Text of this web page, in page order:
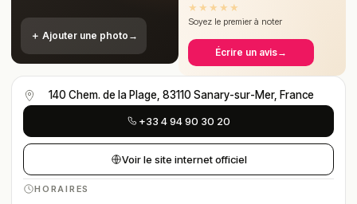
＋ Ajouter une photo →
★ ★ ★ ★ ★
Soyez le premier à noter
Écrire un avis→
140 Chem. de la Plage, 83110 Sanary-sur-Mer, France
+33 4 94 90 30 20
Voir le site internet officiel
HORAIRES